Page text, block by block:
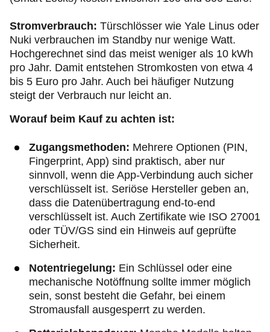
Stromverbrauch: Türschlösser wie Yale Linus oder
Nuki verbrauchen im Standby nur wenige Watt.
Hochgerechnet sind das meist weniger als 10 kWh
pro Jahr. Damit entstehen Stromkosten von etwa 4
bis 5 Euro pro Jahr. Auch bei häufiger Nutzung
steigt der Verbrauch nur leicht an.
Worauf beim Kauf zu achten ist:
Zugangsmethoden: Mehrere Optionen (PIN,
Fingerprint, App) sind praktisch, aber nur
sinnvoll, wenn die App-Verbindung auch sicher
verschlüsselt ist. Seriöse Hersteller geben an,
dass die Datenübertragung end-to-end
verschlüsselt ist. Auch Zertifikate wie ISO 27001
oder TÜV/GS sind ein Hinweis auf geprüfte
Sicherheit.
Notentriegelung: Ein Schlüssel oder eine
mechanische Notöffnung sollte immer möglich
sein, sonst besteht die Gefahr, bei einem
Stromausfall ausgesperrt zu werden.